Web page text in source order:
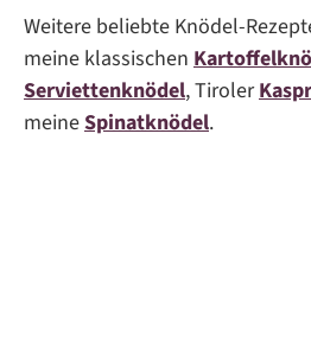
Weitere beliebte Knödel-
meine klassischen
Serviettenknödel, Tiroler
meineSpinatknödel.